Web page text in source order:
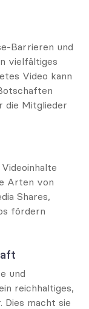
Barrieren und
vielfältiges
Video kann
die Mitglieder
Arten von
Shares,
fördern
und
reichhaltiges,
Dies macht sie